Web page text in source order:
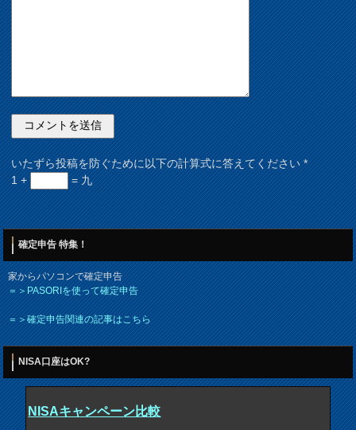
いたずら投稿を防ぐために以下の計算式に答えてください*
1 +
= 九
確定申告 特集！
家からパソコンで確定申告
＝＞PASORIを使って確定申告
＝＞確定申告関連の記事はこちら
NISA口座はOK?
NISAキャンペーン比較